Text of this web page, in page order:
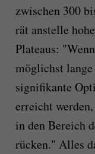
zwischen 300
rät anstelle
Plateaus:
möglichst
signifikante
erreicht
in den Bereich
rücken." Alles